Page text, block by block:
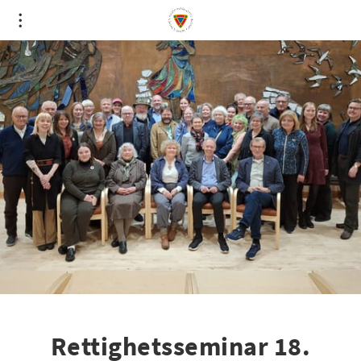
Rettighetsseminar 18.